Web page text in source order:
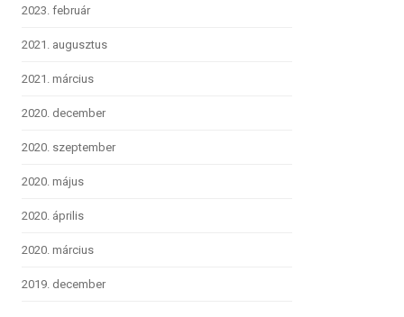
2023. február
2021. augusztus
2021. március
2020. december
2020. szeptember
2020. május
2020. április
2020. március
2019. december